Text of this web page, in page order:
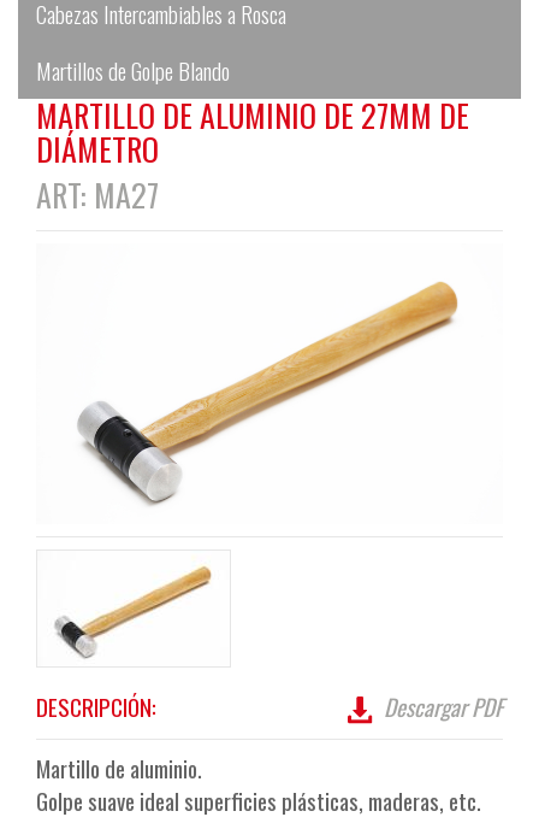
Cabezas Intercambiables a Rosca
Martillos de Golpe Blando
MARTILLO DE ALUMINIO DE 27MM DE
DIÁMETRO
ART: MA27
DESCRIPCIÓN:
Descargar PDF
Martillo de aluminio.
Golpe suave ideal superficies plásticas, maderas, etc.